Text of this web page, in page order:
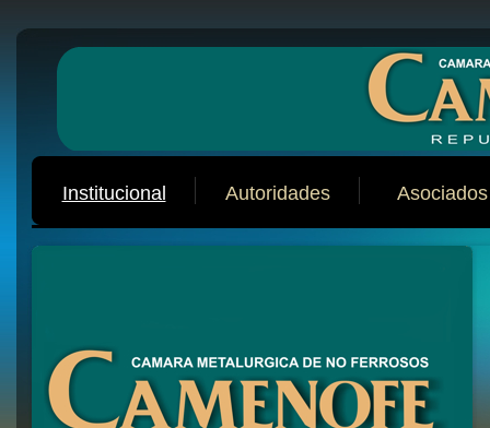
Institucional Autoridades Asociados